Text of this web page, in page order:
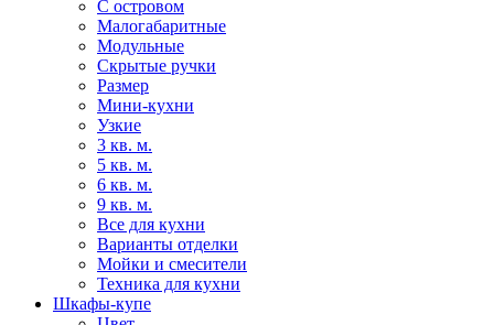
С островом
Малогабаритные
Модульные
Скрытые ручки
Размер
Мини-кухни
Узкие
3 кв. м.
5 кв. м.
6 кв. м.
9 кв. м.
Все для кухни
Варианты отделки
Мойки и смесители
Техника для кухни
Шкафы-купе